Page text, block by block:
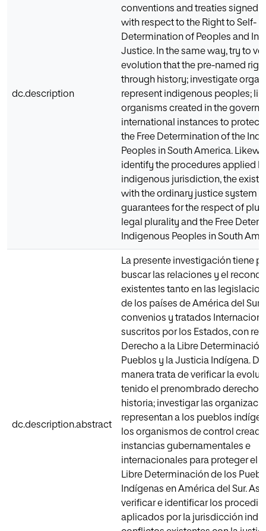
dc.description
conventions and treaties signed
with respect to the Right to Self-
Determination of Peoples and
Justice. In the same way, try to
evolution that the pre-named
through history; investigate
represent indigenous peoples;
organisms created in the
international instances to protect
the Free Determination of the
Peoples in South America.
identify the procedures applied
indigenous jurisdiction, the
with the ordinary justice system
guarantees for the respect of
legal plurality and the Free
Indigenous Peoples in South
dc.description.abstract
La presente investigación tiene
buscar las relaciones y el
existentes tanto en las
de los países de América del Sur,
convenios y tratados
suscritos por los Estados, con
Derecho a la Libre
Pueblos y la Justicia Indígena.
manera trata de verificar la
tenido el prenombrado derecho
historia; investigar las
representan a los pueblos
los organismos de control
instancias gubernamentales e
internacionales para proteger el
Libre Determinación de los
Indígenas en América del Sur.
verificar e identificar los
aplicados por la jurisdicción